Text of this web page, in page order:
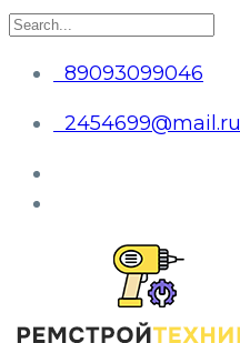
89093099046
2454699@mail.ru